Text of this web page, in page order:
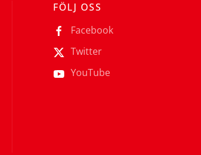
FÖLJ OSS
Facebook
Twitter
YouTube